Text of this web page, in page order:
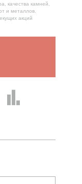
качества камней,
и металлов.
акций